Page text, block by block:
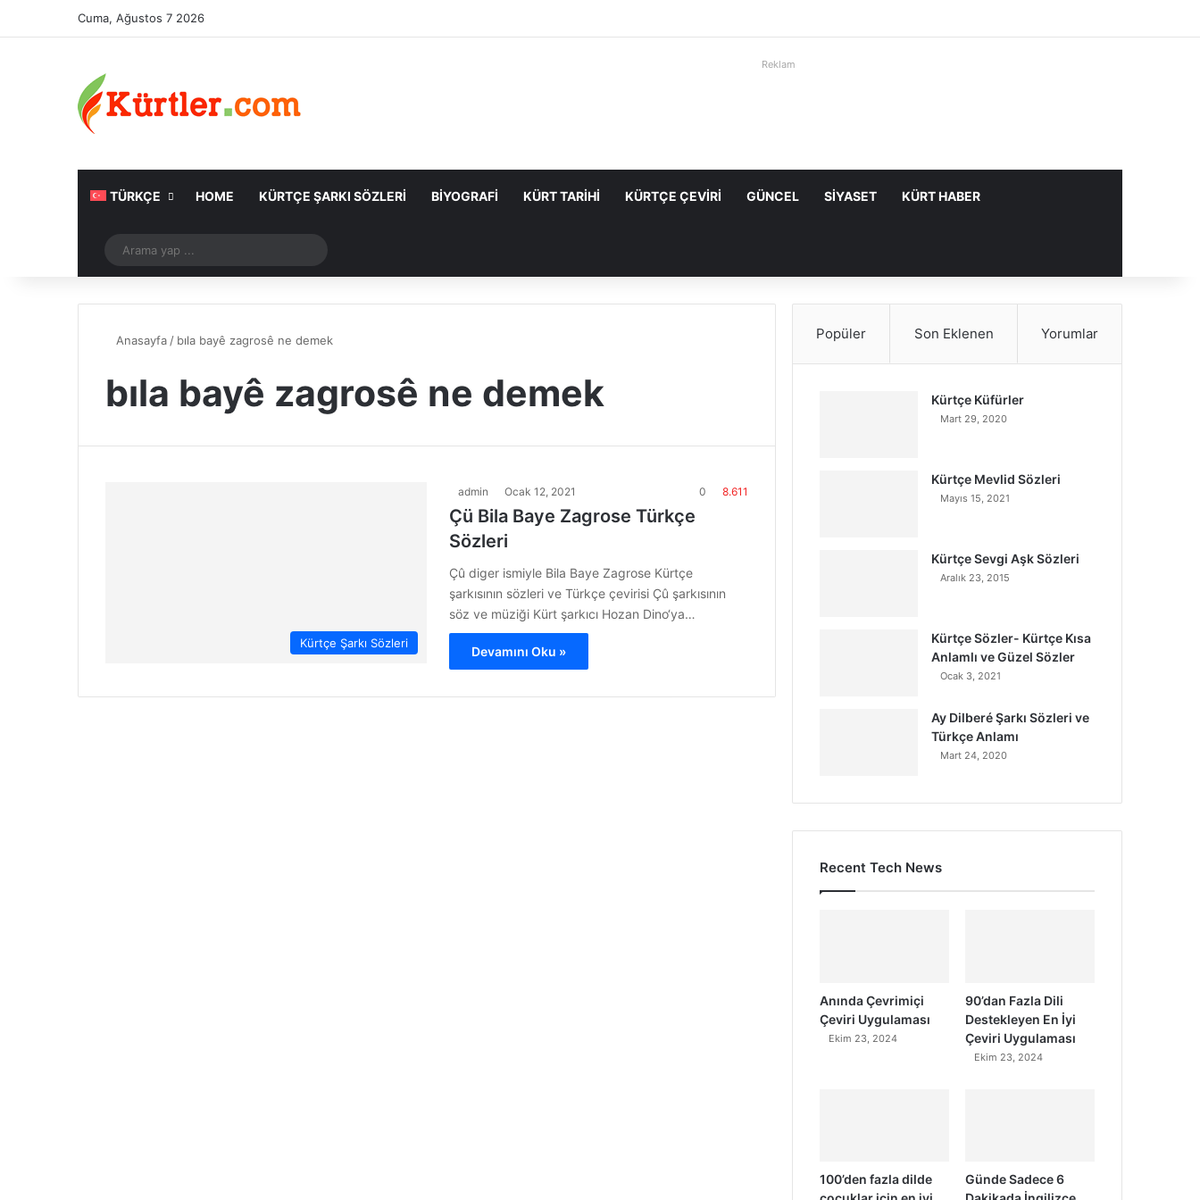
Cuma, Ağustos 7 2026
Reklam
TÜRKÇE HOME KÜRTÇE ŞARKI SÖZLERI BIYOGRAFI KÜRT TARIHI KÜRTÇE ÇEVIRI GÜNCEL SIYASET KÜRT HABER
Rastgele Makale
yap
Anasayfa / bıla bayê zagrosê ne demek
bıla bayê zagrosê ne demek
Kürtçe Şarkı Sözleri
admin Ocak 12, 2021 0 8.611
Çü Bila Baye Zagrose Türkçe
Sözleri
Çû diger ismiyle Bila Baye Zagrose Kürtçe
şarkısının sözleri ve Türkçe çevirisi Çû şarkısının
söz ve müziği Kürt şarkıcı Hozan Dino‘ya…
Devamını Oku »
Popüler Son Eklenen Yorumlar
Kürtçe Küfürler
Mart 29, 2020
Kürtçe Mevlid Sözleri
Mayıs 15, 2021
Kürtçe Sevgi Aşk Sözleri
Aralık 23, 2015
Kürtçe Sözler- Kürtçe Kısa
Anlamlı ve Güzel Sözler
Ocak 3, 2021
Ay Dilberé Şarkı Sözleri ve
Türkçe Anlamı
Mart 24, 2020
Recent Tech News
Anında Çevrimiçi
Çeviri Uygulaması
Ekim 23, 2024
90’dan Fazla Dili
Destekleyen En İyi
Çeviri Uygulaması
Ekim 23, 2024
100’den fazla dilde
Günde Sadece 6